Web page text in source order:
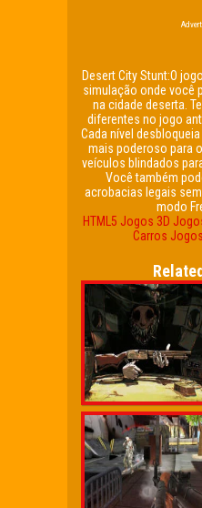
Desert City Stunt:O
simulação onde você
na cidade deserta.
diferentes no jogo
Cada nível
mais poderoso para
veículos blindados
Você também
acrobacias legais
modo
HTML5 Jogos 3D
Carros